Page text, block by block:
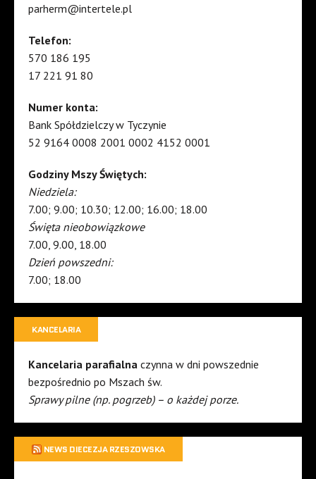
parherm@intertele.pl
Telefon:
570 186 195
17 221 91 80
Numer konta:
Bank Spółdzielczy w Tyczynie
52 9164 0008 2001 0002 4152 0001
Godziny Mszy Świętych:
Niedziela:
7.00; 9.00; 10.30; 12.00; 16.00; 18.00
Święta nieobowiązkowe
7.00, 9.00, 18.00
Dzień powszedni:
7.00; 18.00
KANCELARIA
Kancelaria parafialna czynna w dni powszednie
bezpośrednio po Mszach św.
Sprawy pilne (np. pogrzeb) – o każdej porze.
NEWS DIECEZJA RZESZOWSKA